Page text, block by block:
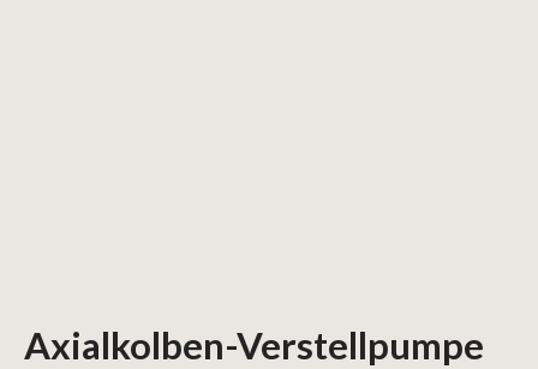
Axialkolben-Verstellpumpe